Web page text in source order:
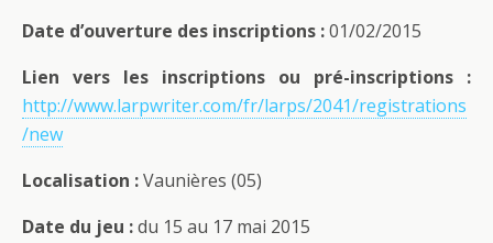
Date d’ouverture des inscriptions :01/02/2015
Lien vers les inscriptions ou pré-inscriptions :
http://www.larpwriter.com/fr/larps/2041/registrations
/new
Localisation :Vaunières (05)
Date du jeu :du 15 au 17 mai 2015